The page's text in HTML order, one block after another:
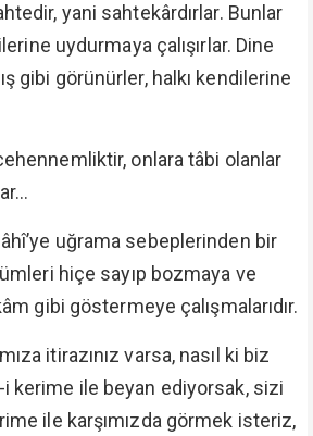
yani sahtekârdırlar. Bunlar
uydurmaya çalışırlar. Dine
gibi görünürler, halkı kendilerine
onlara tâbi olanlar
uğrama sebeplerinden bir
hiçe sayıp bozmaya ve
gibi göstermeye çalışmalarıdır.
itirazınız varsa, nasıl ki biz
kerime ile beyan ediyorsak, sizi
ile karşımızda görmek isteriz,